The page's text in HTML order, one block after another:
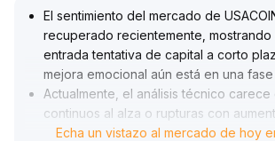
El sentimiento del mercado de
recuperado recientemente, mostrando
entrada tentativa de capital a corto
mejora emocional aún está en una fase
Actualmente, el análisis técnico
continuos al alza o rupturas con
el precio continúa fluctuando en un
Echa un vistazo al mercado de hoy